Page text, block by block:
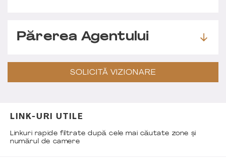
Părerea Agentului
SOLICITĂ VIZIONARE
LINK-URI UTILE
Linkuri rapide filtrate după cele mai căutate zone și
numărul de camere